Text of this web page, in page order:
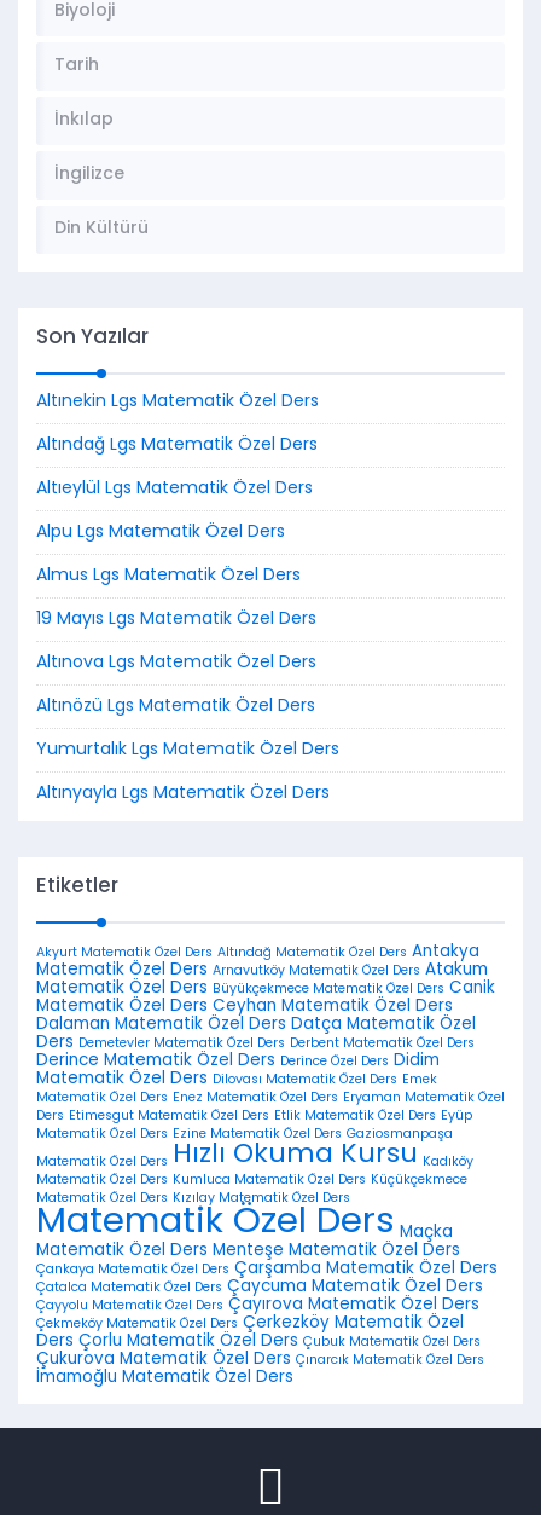
Biyoloji
Tarih
İnkılap
İngilizce
Din Kültürü
Son Yazılar
Altınekin Lgs Matematik Özel Ders
Altındağ Lgs Matematik Özel Ders
Altıeylül Lgs Matematik Özel Ders
Alpu Lgs Matematik Özel Ders
Almus Lgs Matematik Özel Ders
19 Mayıs Lgs Matematik Özel Ders
Altınova Lgs Matematik Özel Ders
Altınözü Lgs Matematik Özel Ders
Yumurtalık Lgs Matematik Özel Ders
Altınyayla Lgs Matematik Özel Ders
Etiketler
Akyurt Matematik Özel Ders Altındağ Matematik Özel Ders Antakya
Matematik Özel Ders Arnavutköy Matematik Özel Ders Atakum
Matematik Özel Ders
Büyükçekmece Matematik Özel Ders Canik
Matematik Özel Ders Ceyhan Matematik Özel Ders
Dalaman Matematik Özel Ders Datça Matematik Özel
Ders
Demetevler Matematik Özel Ders Derbent Matematik Özel Ders
Derince Matematik Özel Ders Derince Özel Ders
Didim
Matematik Özel Ders
Dilovası Matematik Özel Ders
Emek
Matematik Özel Ders
Enez Matematik Özel Ders
Eryaman Matematik Özel
Ders
Etimesgut Matematik Özel Ders Etlik Matematik Özel Ders
Eyüp
Matematik Özel Ders
Ezine Matematik Özel Ders Gaziosmanpaşa
Matematik Özel Ders Hızlı Okuma Kursu
Kadıköy
Matematik Özel Ders
Kumluca Matematik Özel Ders
Küçükçekmece
Matematik Özel Ders
Kızılay Matematik Özel Ders
Matematik Özel Ders
Maçka
Matematik Özel Ders Menteşe Matematik Özel Ders
Çankaya Matematik Özel Ders Çarşamba Matematik Özel Ders
Çatalca Matematik Özel Ders Çaycuma Matematik Özel Ders
Çayyolu Matematik Özel Ders Çayırova Matematik Özel Ders
Çekmeköy Matematik Özel Ders Çerkezköy Matematik Özel
Ders Çorlu Matematik Özel Ders Çubuk Matematik Özel Ders
Çukurova Matematik Özel Ders Çınarcık Matematik Özel Ders
İmamoğlu Matematik Özel Ders